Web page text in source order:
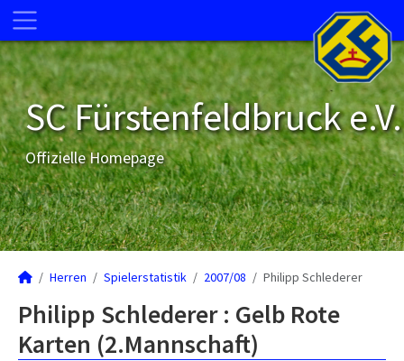
SC Fürstenfeldbruck e.V.
Offizielle Homepage
Herren Spielerstatistik 2007/08 Philipp Schlederer
Philipp Schlederer : Gelb Rote
Karten (2.Mannschaft)